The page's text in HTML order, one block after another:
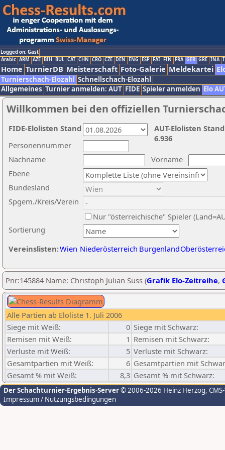
Logged on: Gast
Arabic ARM AZE BIH BUL CAT CHN CRO CZE DEN ENG ESP FAI FIN FRA GER GRE INA
Home TurnierDB Meisterschaft Foto-Galerie Meldekartei
Turnierschach-Elozahl Schnellschach-Elozahl
Allgemeines Turnier anmelden: AUT FIDE Spieler anmelden Elo
Willkommen bei den offiziellen
Nachname
Vorname
Ebene
Sortierung
Personennummer
Bundesland
Spgem./Kreis/Verein
Nur "österreichische" Spieler
Vereinslisten:Wien Niederösterreich Burgenland
AUT-Elolisten
6.936
FIDE-Elolisten Stand
Pnr:145884 Name: Christoph Julian Süss (Grafik Elo-Zeitreihe,
Alle Partien ab Eloliste 1. Juli 2006
Siege mit Weiß:
0 Siege mit Schwarz:
Remisen mit Weiß:
1 Remisen mit Schwarz:
Verluste mit Weiß:
5 Verluste mit Schwarz:
Gesamtpartien mit Weiß:
6 Gesamtpartien mit
Gesamt % mit Weiß:
8,3 Gesamt % mit Schwarz:
Der Schachturnier-Ergebnis-Server© 2006-2026 Heinz Herzog,
Impressum / Nutzungsbedingungen